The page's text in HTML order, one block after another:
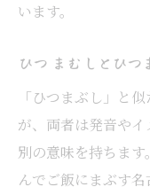
います。
ひつ まむしとひつ
「ひつまぶし」と
が、両者は発音や
別の意味を持ちま
んでご飯にまぶす